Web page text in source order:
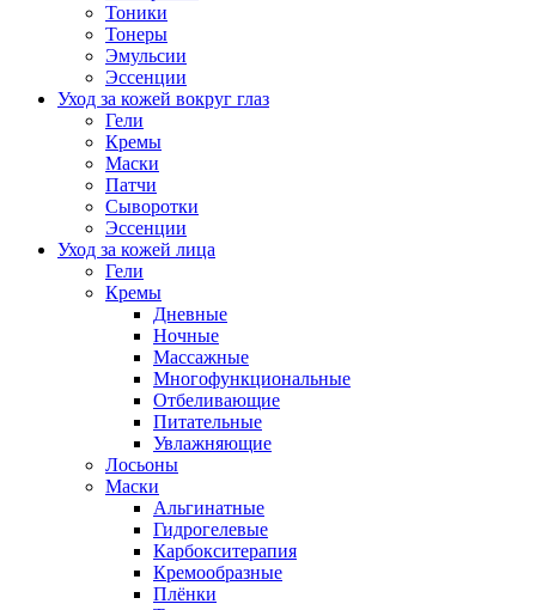
Тоники
Тонеры
Эмульсии
Эссенции
Уход за кожей вокруг глаз
Гели
Кремы
Маски
Патчи
Сыворотки
Эссенции
Уход за кожей лица
Гели
Кремы
Дневные
Ночные
Массажные
Многофункциональные
Отбеливающие
Питательные
Увлажняющие
Лосьоны
Маски
Альгинатные
Гидрогелевые
Карбокситерапия
Кремообразные
Плёнки